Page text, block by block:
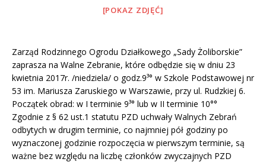
[POKAZ ZDJĘĆ]
Zarząd Rodzinnego Ogrodu Działkowego „Sady Żoliborskie”
zaprasza na Walne Zebranie, które odbędzie się w dniu 23
kwietnia 2017r. /niedziela/ o godz.9³° w Szkole Podstawowej nr
53 im. Mariusza Zaruskiego w Warszawie, przy ul. Rudzkiej 6.
Początek obrad: w I terminie 9³° lub w II terminie 10°°
Zgodnie z § 62 ust.1 statutu PZD uchwały Walnych Zebrań
odbytych w drugim terminie, co najmniej pół godziny po
wyznaczonej godzinie rozpoczęcia w pierwszym terminie, są
ważne bez względu na liczbę członków zwyczajnych PZD